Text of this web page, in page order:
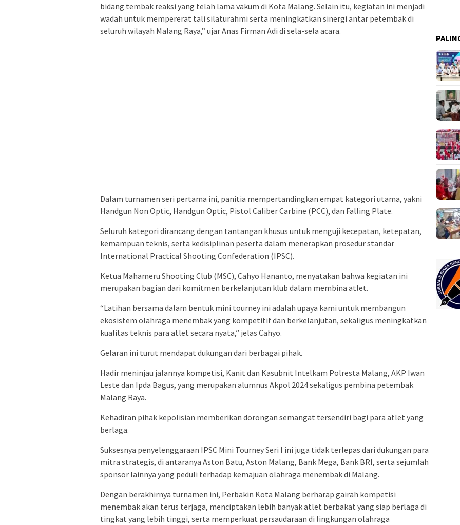
bidang tembak reaksi yang telah lama vakum di Kota Malang. Selain itu, kegiatan ini menjadi
wadah untuk mempererat tali silaturahmi serta meningkatkan sinergi antar petembak di
seluruh wilayah Malang Raya,” ujar Anas Firman Adi di sela-sela acara.
Dalam turnamen seri pertama ini, panitia mempertandingkan empat kategori utama, yakni
Handgun Non Optic, Handgun Optic, Pistol Caliber Carbine (PCC), dan Falling Plate.
Seluruh kategori dirancang dengan tantangan khusus untuk menguji kecepatan, ketepatan,
kemampuan teknis, serta kedisiplinan peserta dalam menerapkan prosedur standar
International Practical Shooting Confederation (IPSC).
Ketua Mahameru Shooting Club (MSC), Cahyo Hananto, menyatakan bahwa kegiatan ini
merupakan bagian dari komitmen berkelanjutan klub dalam membina atlet.
“Latihan bersama dalam bentuk mini tourney ini adalah upaya kami untuk membangun
ekosistem olahraga menembak yang kompetitif dan berkelanjutan, sekaligus meningkatkan
kualitas teknis para atlet secara nyata,” jelas Cahyo.
Gelaran ini turut mendapat dukungan dari berbagai pihak.
Hadir meninjau jalannya kompetisi, Kanit dan Kasubnit Intelkam Polresta Malang, AKP Iwan
Leste dan Ipda Bagus, yang merupakan alumnus Akpol 2024 sekaligus pembina petembak
Malang Raya.
Kehadiran pihak kepolisian memberikan dorongan semangat tersendiri bagi para atlet yang
berlaga.
Suksesnya penyelenggaraan IPSC Mini Tourney Seri I ini juga tidak terlepas dari dukungan para
mitra strategis, di antaranya Aston Batu, Aston Malang, Bank Mega, Bank BRI, serta sejumlah
sponsor lainnya yang peduli terhadap kemajuan olahraga menembak di Malang.
Dengan berakhirnya turnamen ini, Perbakin Kota Malang berharap gairah kompetisi
menembak akan terus terjaga, menciptakan lebih banyak atlet berbakat yang siap berlaga di
tingkat yang lebih tinggi, serta memperkuat persaudaraan di lingkungan olahraga